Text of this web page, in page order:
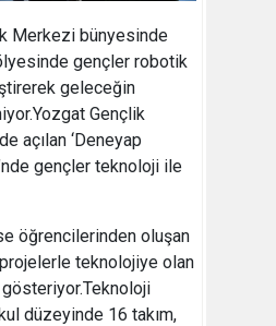
Merkezi bünyesinde
gençler robotik
geleceğin
Gençlik
açılan ‘Deneyap
gençler teknoloji ile
öğrencilerinden oluşan
teknolojiye olan
düzeyinde 16 takım,